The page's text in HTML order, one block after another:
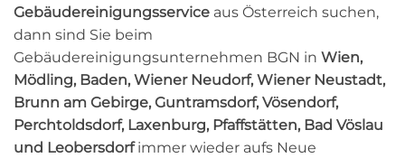
Gebäudereinigungsservice aus Österreich suchen,
dann sind Sie beim
Gebäudereinigungsunternehmen BGN in Wien,
Mödling, Baden, Wiener Neudorf, Wiener Neustadt,
Brunn am Gebirge, Guntramsdorf, Vösendorf,
Perchtoldsdorf, Laxenburg, Pfaffstätten, Bad Vöslau
und Leobersdorfimmer wieder aufs Neue